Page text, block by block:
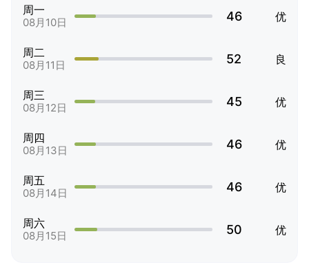
周一
08月10日 46 优
周二
08月11日 52 良
周三
08月12日 45 优
周四
08月13日 46 优
周五
08月14日 46 优
周六
08月15日 50 优